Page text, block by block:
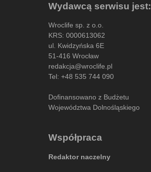
Wydawcą serwisu jest:
Wroclife sp. z o.o.
KRS: 0000613062
ul. Kwidzyńska 6E
51-416 Wrocław
redakcja@wroclife.pl
Tel: +48 535 744 090
Dofinansowano z Budżetu
Województwa Dolnośląskiego
Współpraca
Redaktor naczelny